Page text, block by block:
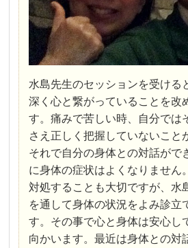
水島先生のセッションを受ける
深く心と繋がっていることを改
す。痛みで苦しい時、自分では
さえ正しく把握していないこと
それで自分の身体との対話がで
に身体の症状はよくなりません
対処することも大切ですが、水
を通して身体の状況をよみ診立
す。その事で心と身体は安心し
向かいます。最近は身体との対